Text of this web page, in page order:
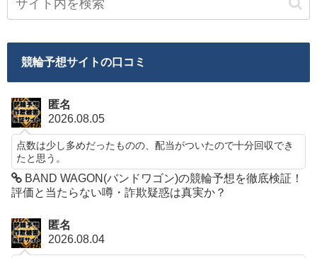
競輪予想サイトの口コミ
匿名
2026.08.05
点数は少し多めだったものの、配当がついたので十分回収でき
たと思う。
BAND WAGON(バンドワゴン)の競輪予想を徹底検証！
評価と当たらない噂・詐欺疑惑は真実か？
匿名
2026.08.04